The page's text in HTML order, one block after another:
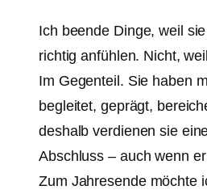
Ich beende Dinge, weil
richtig anfühlen. Nicht,
Im Gegenteil. Sie haben
begleitet, geprägt,
deshalb verdienen sie
Abschluss – auch wenn
Zum Jahresende möchte